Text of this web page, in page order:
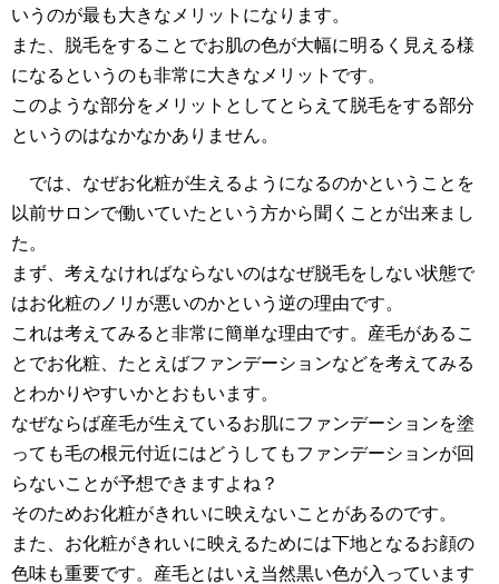
いうのが最も大きなメリットになります。
また、脱毛をすることでお肌の色が大幅に明るく見える様
になるというのも非常に大きなメリットです。
このような部分をメリットとしてとらえて脱毛をする部分
というのはなかなかありません。
では、なぜお化粧が生えるようになるのかということを
以前サロンで働いていたという方から聞くことが出来まし
た。
まず、考えなければならないのはなぜ脱毛をしない状態で
はお化粧のノリが悪いのかという逆の理由です。
これは考えてみると非常に簡単な理由です。産毛があるこ
とでお化粧、たとえばファンデーションなどを考えてみる
とわかりやすいかとおもいます。
なぜならば産毛が生えているお肌にファンデーションを塗
っても毛の根元付近にはどうしてもファンデーションが回
らないことが予想できますよね？
そのためお化粧がきれいに映えないことがあるのです。
また、お化粧がきれいに映えるためには下地となるお顔の
色味も重要です。産毛とはいえ当然黒い色が入っています